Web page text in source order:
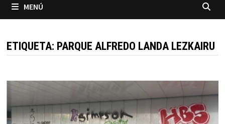
MENÚ
ETIQUETA: PARQUE ALFREDO LANDA LEZKAIRU